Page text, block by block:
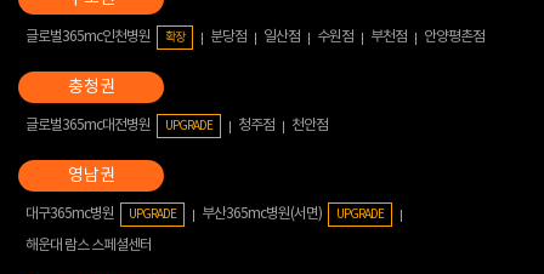
글로벌365mc인천병원 확장 분당점 일산점 수원점 부천점 안양평촌점
글로벌365mc대전병원 UPGRADE 청주점 천안점
대구365mc병원 UPGRADE 부산365mc병원(서면) UPGRADE
해운대 람스 스페셜센터